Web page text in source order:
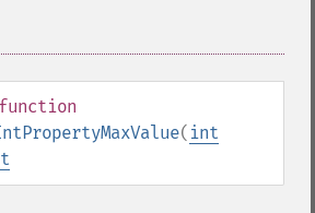
function
( int